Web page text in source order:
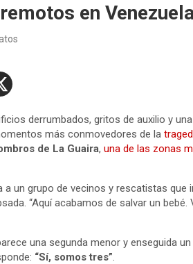
en
derrumbados, gritos de auxilio y
más conmovedores de la
de La Guaira, una de las zonas
a un grupo de vecinos y rescatistas
“Aquí acabamos de salvar un
una segunda menor y enseguida
“Sí, somos tres”.